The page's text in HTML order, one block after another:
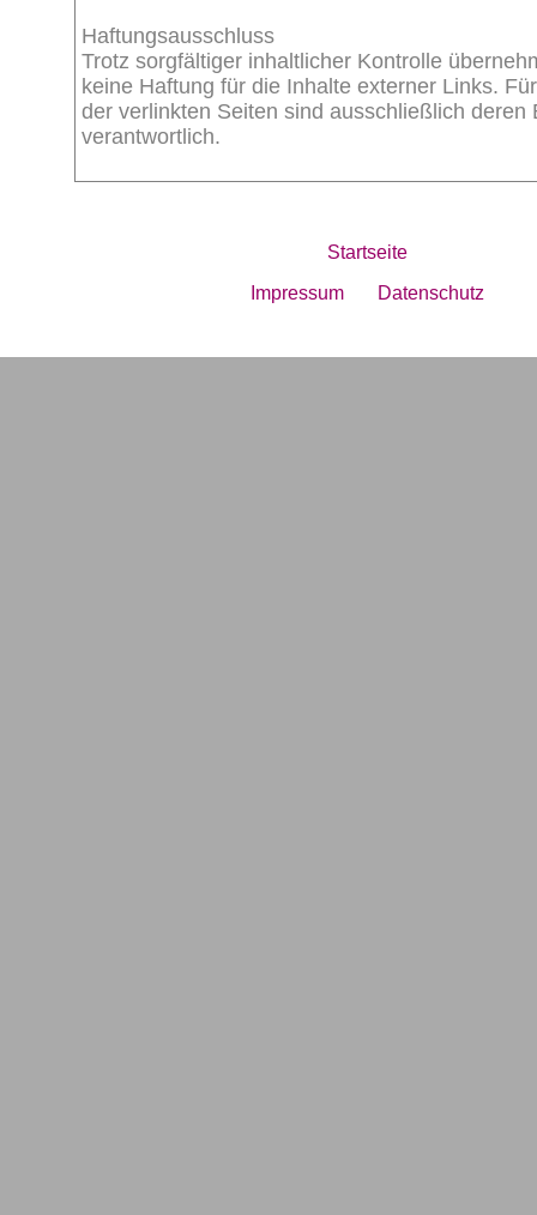
Haftungsausschluss
Trotz sorgfältiger inhaltlicher Kontrolle
keine Haftung für die Inhalte externer Links.
der verlinkten Seiten sind ausschließlich deren
verantwortlich.
Startseite
Impressum
Datenschutz